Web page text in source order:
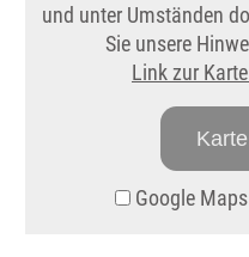
und unter Umständen
Sie unsere
Link zur
Google